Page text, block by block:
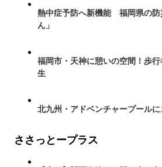
熱中症予防へ新機能 福岡県の防
ん」
福岡市・天神に憩いの空間！歩
生
北九州・アドベンチャープール
ささっとープラス